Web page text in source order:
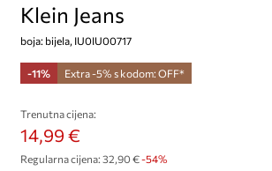
Klein Jeans
boja: bijela, IU0IU00717
-11% Extra -5% s kodom: OFF*
Trenutna cijena:
14,99 €
Regularna cijena: 32,90 €-54%